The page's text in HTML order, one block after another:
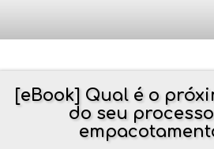
[eBook] Qual é o
do seu